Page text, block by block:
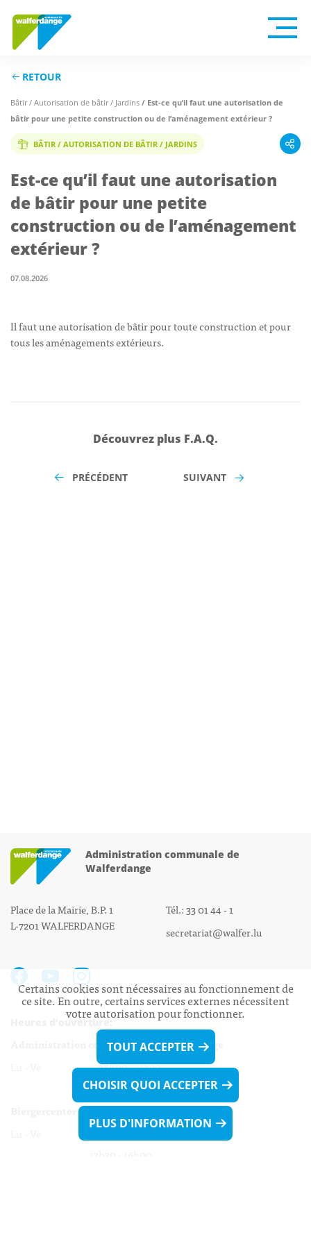
RETOUR
Bâtir / Autorisation de bâtir / Jardins / Est-ce qu’il faut une autorisation de
bâtir pour une petite construction ou de l’aménagement extérieur ?
BÂTIR / AUTORISATION DE BÂTIR / JARDINS
Est-ce qu’il faut une autorisation
de bâtir pour une petite
construction ou de l’aménagement
extérieur ?
07.08.2026
Il faut une autorisation de bâtir pour toute construction et pour
tous les aménagements extérieurs.
Découvrez plus F.A.Q.
PRÉCÉDENT SUIVANT
Administration communale de
Walferdange
Place de la Mairie, B.P. 1
L-7201 WALFERDANGE
Tél.: 33 01 44 - 1
secretariat@walfer.lu
Heures d’ouverture:
Administration communale de Walferdange
Lu - Ve 08h00 - 11h30
13h30 - 16h00
Lu - Ve 08h00 - 11h30
Certains cookies sont nécessaires au fonctionnement de
ce site. En outre, certains services externes nécessitent
votre autorisation pour fonctionner.
TOUT ACCEPTER
CHOISIR QUOI ACCEPTER
PLUS D'INFORMATION